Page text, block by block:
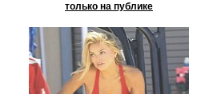
только на публике